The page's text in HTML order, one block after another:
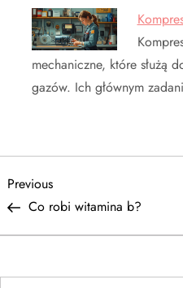
mechaniczne, które służą
gazów. Ich głównym
N
a
w
Previous
Post
Previous
Co robi witamina b?